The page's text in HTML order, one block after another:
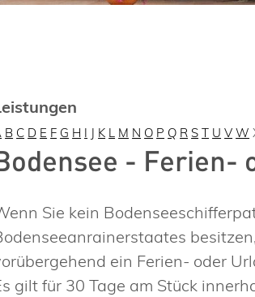
B C D E F G H I J K L M N O P Q R S T U V W
- Ferien-
Sie kein
ein Ferien- oder
gilt für 30 Tage am Stück